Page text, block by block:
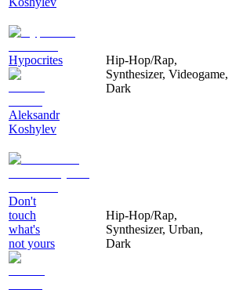
Hypocrites
Aleksandr
Koshylev
Hip-Hop/Rap,
Synthesizer, Videogame,
Dark
Don't
touch
what's
not yours
Hip-Hop/Rap,
Synthesizer, Urban,
Dark